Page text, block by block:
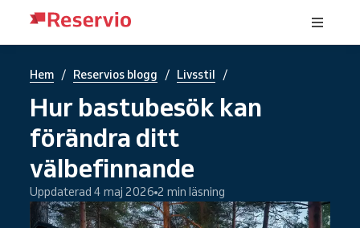
Hem / Reservios blogg / Livsstil /
Hur bastubesök kan
förändra ditt
välbefinnande
Uppdaterad 4 maj 2026 2 min läsning